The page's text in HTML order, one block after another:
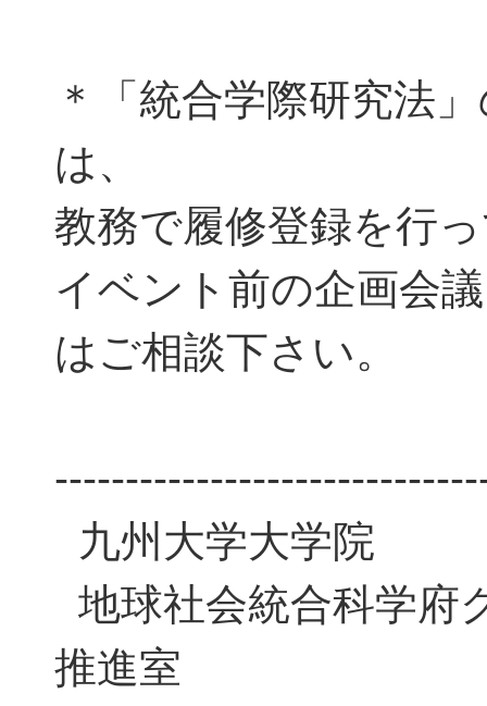
＊「統合学際研究法
は、
教務で履修登録を行
イベント前の企画会
はご相談下さい。
九州大学大学院
地球社会統合科学府
推進室